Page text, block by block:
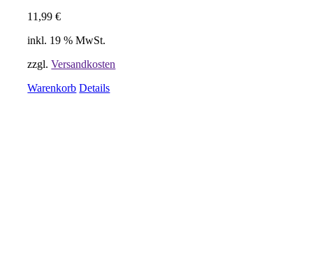
11,99€
inkl. 19 % MwSt.
zzgl.Versandkosten
Warenkorb Details